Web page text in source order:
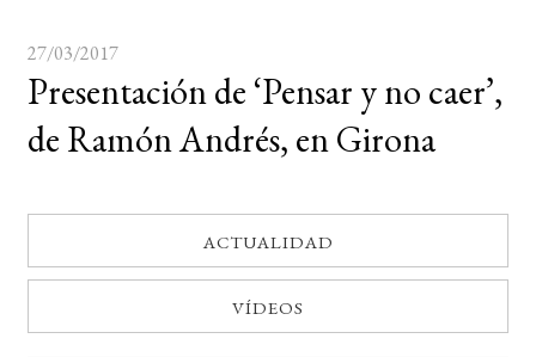
27/03/2017
Presentación de ‘Pensar y no caer’,
de Ramón Andrés, en Girona
ACTUALIDAD
VÍDEOS